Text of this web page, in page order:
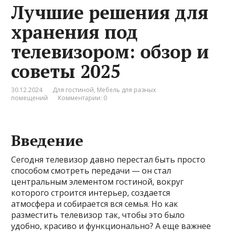
Лучшие решения для
хранения под
телевизором: обзор и
советы 2025
30.12.2024 Для гостиной, Мебель для разных
помещений
Комментарии: 0
Введение
Сегодня телевизор давно перестал быть просто
способом смотреть передачи — он стал
центральным элементом гостиной, вокруг
которого строится интерьер, создается
атмосфера и собирается вся семья. Но как
разместить телевизор так, чтобы это было
удобно, красиво и функционально? А еще важнее